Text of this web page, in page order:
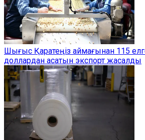
Шығыс Қаратеңіз аймағынан 115
доллардан асатын экспорт жасалды